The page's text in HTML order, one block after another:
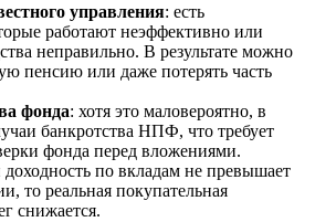
управления: есть
работают неэффективно или
неправильно. В результате можно
пенсию или даже потерять часть
фонда: хотя это маловероятно, в
банкротства НПФ, что требует
фонда перед вложениями.
доходность по вкладам не превышает
то реальная покупательная
снижается.